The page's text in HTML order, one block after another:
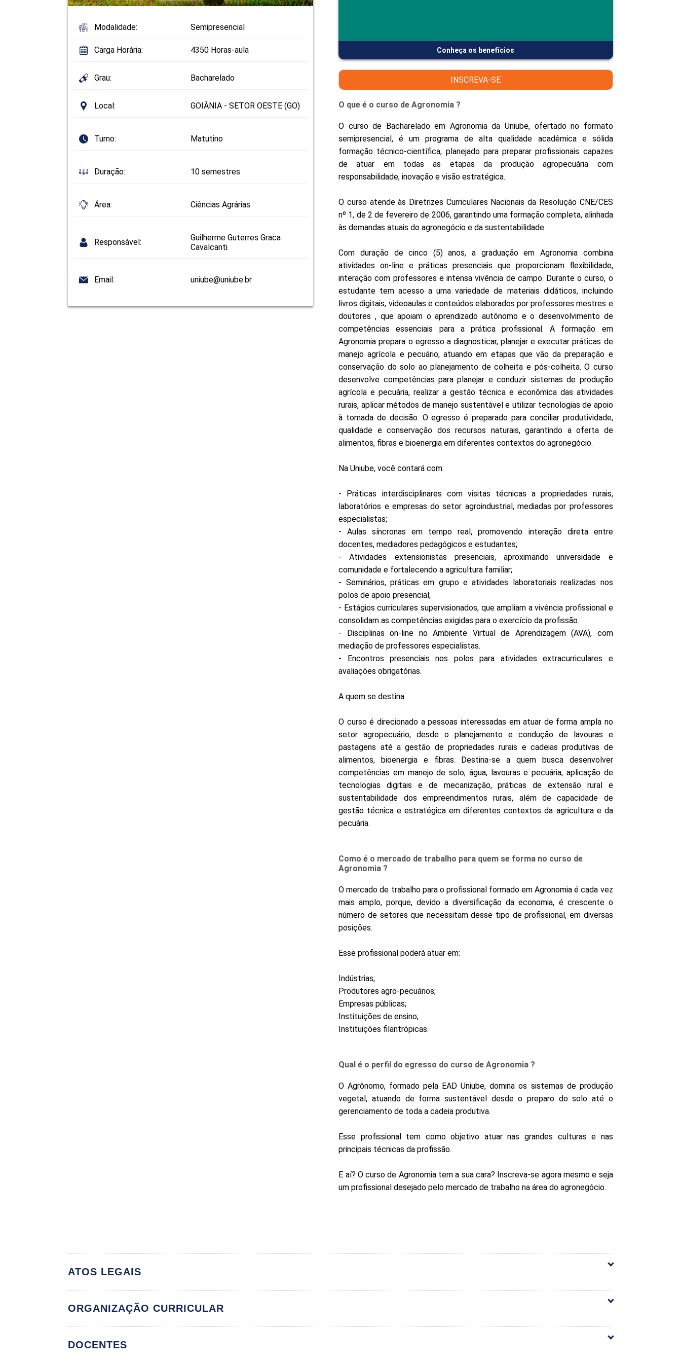
Modalidade: Semipresencial
Carga Horária: 4350 Horas-aula
Grau: Bacharelado
Local: GOIÂNIA - SETOR OESTE (GO)
Turno: Matutino
Duração: 10 semestres
Área: Ciências Agrárias
Responsável:
Guilherme Guterres Graca
Cavalcanti
Email: uniube@uniube.br
Conheça os benefícios
INSCREVA-SE
O que é o curso de Agronomia ?
O curso de Bacharelado em Agronomia da Uniube, ofertado no formato
semipresencial, é um programa de alta qualidade acadêmica e sólida
formação técnico-científica, planejado para preparar profissionais capazes
de atuar em todas as etapas da produção agropecuária com
responsabilidade, inovação e visão estratégica.
O curso atende às Diretrizes Curriculares Nacionais da Resolução CNE/CES
nº 1, de 2 de fevereiro de 2006, garantindo uma formação completa, alinhada
às demandas atuais do agronegócio e da sustentabilidade.
Com duração de cinco (5) anos, a graduação em Agronomia combina
atividades on-line e práticas presenciais que proporcionam flexibilidade,
interação com professores e intensa vivência de campo. Durante o curso, o
estudante tem acesso a uma variedade de materiais didáticos, incluindo
livros digitais, videoaulas e conteúdos elaborados por professores mestres e
doutores , que apoiam o aprendizado autônomo e o desenvolvimento de
competências essenciais para a prática profissional. A formação em
Agronomia prepara o egresso a diagnosticar, planejar e executar práticas de
manejo agrícola e pecuário, atuando em etapas que vão da preparação e
conservação do solo ao planejamento de colheita e pós-colheita. O curso
desenvolve competências para planejar e conduzir sistemas de produção
agrícola e pecuária, realizar a gestão técnica e econômica das atividades
rurais, aplicar métodos de manejo sustentável e utilizar tecnologias de apoio
à tomada de decisão. O egresso é preparado para conciliar produtividade,
qualidade e conservação dos recursos naturais, garantindo a oferta de
alimentos, fibras e bioenergia em diferentes contextos do agronegócio.
Na Uniube, você contará com:
- Práticas interdisciplinares com visitas técnicas a propriedades rurais,
laboratórios e empresas do setor agroindustrial, mediadas por professores
especialistas;
- Aulas síncronas em tempo real, promovendo interação direta entre
docentes, mediadores pedagógicos e estudantes;
- Atividades extensionistas presenciais, aproximando universidade e
comunidade e fortalecendo a agricultura familiar;
- Seminários, práticas em grupo e atividades laboratoriais realizadas nos
polos de apoio presencial;
- Estágios curriculares supervisionados, que ampliam a vivência profissional e
consolidam as competências exigidas para o exercício da profissão.
- Disciplinas on-line no Ambiente Virtual de Aprendizagem (AVA), com
mediação de professores especialistas.
- Encontros presenciais nos polos para atividades extracurriculares e
avaliações obrigatórias.
A quem se destina
O curso é direcionado a pessoas interessadas em atuar de forma ampla no
setor agropecuário, desde o planejamento e condução de lavouras e
pastagens até a gestão de propriedades rurais e cadeias produtivas de
alimentos, bioenergia e fibras. Destina-se a quem busca desenvolver
competências em manejo de solo, água, lavouras e pecuária, aplicação de
tecnologias digitais e de mecanização, práticas de extensão rural e
sustentabilidade dos empreendimentos rurais, além de capacidade de
gestão técnica e estratégica em diferentes contextos da agricultura e da
pecuária.
Como é o mercado de trabalho para quem se forma no curso de
Agronomia ?
O mercado de trabalho para o profissional formado em Agronomia é cada vez
mais amplo, porque, devido a diversificação da economia, é crescente o
número de setores que necessitam desse tipo de profissional, em diversas
posições.
Esse profissional poderá atuar em:
Indústrias;
Produtores agro-pecuários;
Empresas públicas;
Instituições de ensino;
Instituições filantrópicas.
Qual é o perfil do egresso do curso de Agronomia ?
O Agrônomo, formado pela EAD Uniube, domina os sistemas de produção
vegetal, atuando de forma sustentável desde o preparo do solo até o
gerenciamento de toda a cadeia produtiva.
Esse profissional tem como objetivo atuar nas grandes culturas e nas
principais técnicas da profissão.
E aí? O curso de Agronomia tem a sua cara? Inscreva-se agora mesmo e seja
um profissional desejado pelo mercado de trabalho na área do agronegócio.
ATOS LEGAIS
ORGANIZAÇÃO CURRICULAR
DOCENTES